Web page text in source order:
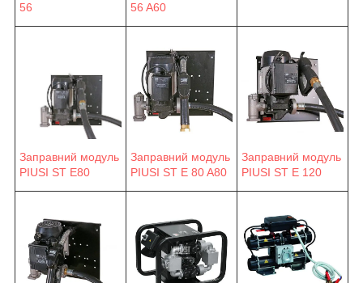
56
56 A60
Заправний модуль
PIUSI ST E80
Заправний модуль
PIUSI ST E 80 A80
Заправний модуль
PIUSI ST E 120